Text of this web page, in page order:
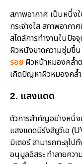
สภาพอากาศ เป็นหนึ่ง
กระจ่างใส สภาพอากา
สไตล์การทำงานในปัจ
ผิวหนังขาดความชุ่มชื้
รอย ผิวหน้าหมองคล้ำ
เกิดปัญหาผิวหมองคล้ำ
2. แสงแดด
ตัวการสำคัญอย่างหนึ่
แสงแดดมีรังสียูวีเอ
มิเตอร์ สามารถทะลุไ
อนุมูลอิสระ ทำลายคว